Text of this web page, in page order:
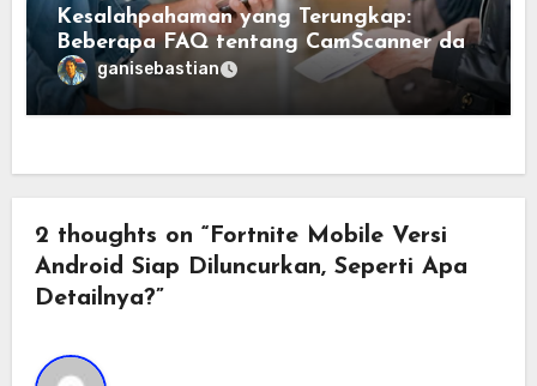
Kesalahpahaman yang Terungkap:
Beberapa FAQ tentang CamScanner dan
Scanner App, Terjawab
ganisebastian
2 thoughts on “Fortnite Mobile Versi
Android Siap Diluncurkan, Seperti Apa
Detailnya?”